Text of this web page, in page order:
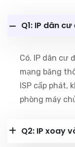
Có. IP dân cư
mạng băng
ISP cấp phát,
phòng máy
Q2: IP xoay